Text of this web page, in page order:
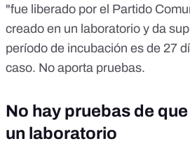
origen del verdadero nombre),
y 4 picos de VIH (el virus no da
prote&iacute;cos reescriben el
produsca copias de si mismo. Con
no solo aumento la capacidad de
virus inactivo si no que tambien
en otras palabras hizo que la
viral y mortal.<br /> Las
son:<br /> 1. Este tiene 27
"fue liberado por el Partido
creado en un laboratorio y da
período de incubación es de 27
caso. No aporta pruebas.
No hay pruebas de
un laboratorio